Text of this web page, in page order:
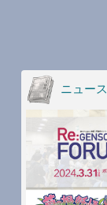
ニュース